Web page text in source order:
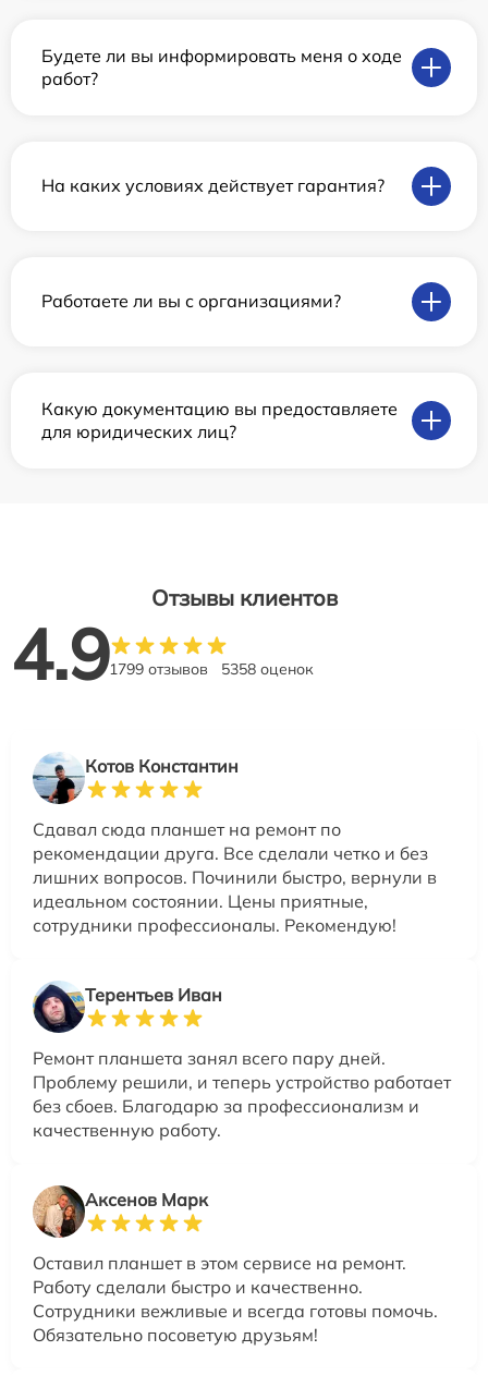
Будете ли вы информировать меня о ходе
работ?
На каких условиях действует гарантия?
Работаете ли вы с организациями?
Какую документацию вы предоставляете
для юридических лиц?
Отзывы клиентов
4.91799 отзывов 5358 оценок
Котов Константин
Сдавал сюда планшет на ремонт по
рекомендации друга. Все сделали четко и без
лишних вопросов. Починили быстро, вернули в
идеальном состоянии. Цены приятные,
сотрудники профессионалы. Рекомендую!
Терентьев Иван
Ремонт планшета занял всего пару дней.
Проблему решили, и теперь устройство работает
без сбоев. Благодарю за профессионализм и
качественную работу.
Аксенов Марк
Оставил планшет в этом сервисе на ремонт.
Работу сделали быстро и качественно.
Сотрудники вежливые и всегда готовы помочь.
Обязательно посоветую друзьям!